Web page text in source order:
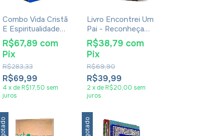
Combo Vida Cristã
E Espiritualidade
10 Livros
R$69,99
R$283,33
R$67,89 com
Pix
4 x de R$17,50 sem
juros
Livro Encontrei Um
Pai - Reconheça
Quem Você É E
Viva Seu Propósito
- Junior Rostirola
R$39,99
R$69,90
R$38,79 com
Pix
2 x de R$20,00 sem
juros